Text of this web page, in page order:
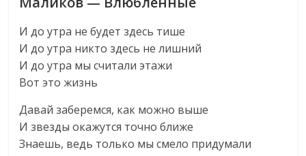
И до утра не будет здесь тише
И до утра никто здесь не лишний
И до утра мы считали этажи
Вот это жизнь
Давай заберемся, как можно выше
И звезды окажутся точно ближе
Знаешь, ведь только мы смело придумали